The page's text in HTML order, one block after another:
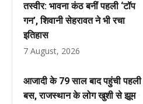
तस्वीर: भावना कंठ बनीं पहली ‘टॉप
गन’, शिवानी सेहरावत ने भी रचा
इतिहास
7 August, 2026
आजादी के 79 साल बाद पहुंची पहली
बस, राजस्थान के लोग खुशी से झूम